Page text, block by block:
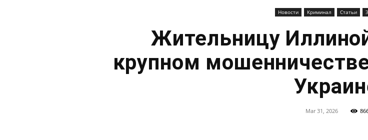
Новости Криминал Статьи
Жительницу
крупном
Mar 31, 2026